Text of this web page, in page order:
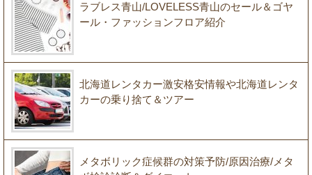
ラブレス青山/LOVELESS青山のセール＆ゴヤ
ール・ファッションフロア紹介
北海道レンタカー激安格安情報や北海道レンタ
カーの乗り捨て＆ツアー
メタボリック症候群の対策予防/原因治療/メタ